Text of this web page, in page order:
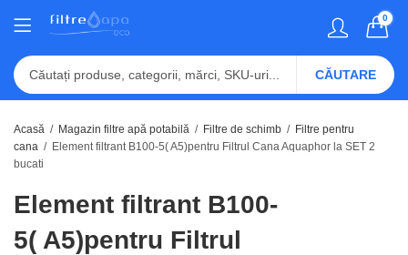
0
CĂUTARE
Acasă Magazin filtre apă potabilă Filtre de schimb
Filtre pentru
cana
Element filtrant B100-5( A5)pentru Filtrul Cana Aquaphor la SET 2
bucati
Element filtrant B100-
5( A5)pentru Filtrul